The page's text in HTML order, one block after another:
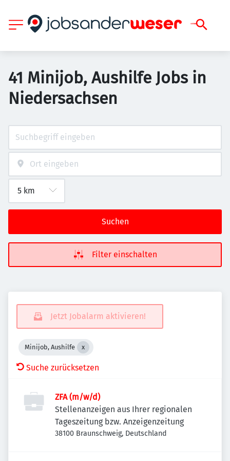
41 Minijob, Aushilfe Jobs in
Niedersachsen
Suchen
Filter einschalten
Jetzt Jobalarm aktivieren!
Minijob, Aushilfe
Suche zurücksetzen
ZFA (m/w/d)
Stellenanzeigen aus Ihrer regionalen
Tageszeitung bzw. Anzeigenzeitung
38100 Braunschweig, Deutschland